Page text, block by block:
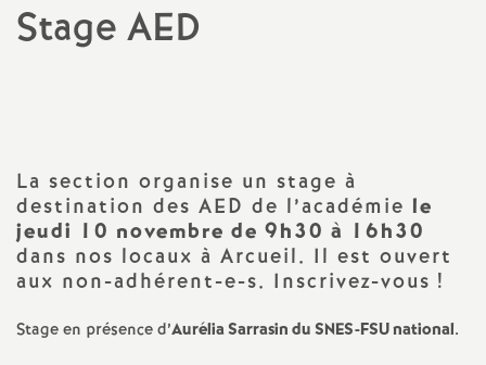
a
t
i
Stage AED
La section organise un stage à
destination des AED de l’académie le
jeudi 10 novembre de 9h30 à 16h30
dans nos locaux à Arcueil. Il est ouvert
aux non-adhérent-e-s. Inscrivez-vous !
Stage en présence d’Aurélia Sarrasin du SNES-FSU national.